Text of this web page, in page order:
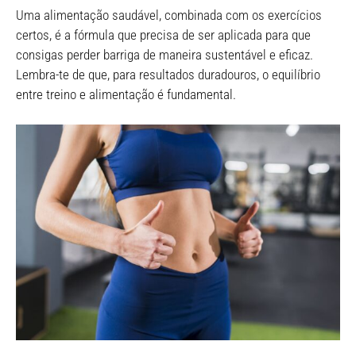
Uma alimentação saudável, combinada com os exercícios
certos, é a fórmula que precisa de ser aplicada para que
consigas perder barriga de maneira sustentável e eficaz.
Lembra-te de que, para resultados duradouros, o equilíbrio
entre treino e alimentação é fundamental.